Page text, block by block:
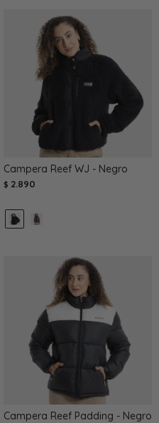
Campera Reef WJ - Negro
$ 2.890
Campera Reef Padding - Negro